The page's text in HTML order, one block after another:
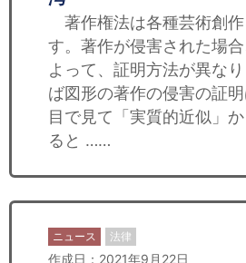
著作権法は各種芸術創作
す。著作が侵害された場
よって、証明方法が異な
ば図形の著作の侵害の証
目で見て「実質的近似」
ると ……
ニュース 法律
作成日：2021年9月22日